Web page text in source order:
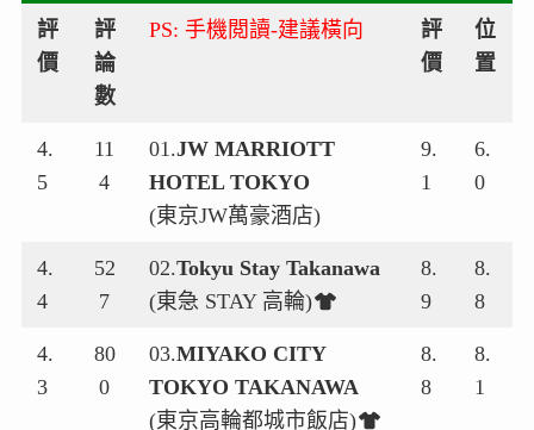
評
價
評
論
數
PS: 手機閲讀-建議橫向
評
價
位
置
4.
5
11
4
01.JW MARRIOTT
HOTEL TOKYO
(東京JW萬豪酒店)
9.
1
6.
0
4.
4
52
7
02.Tokyu Stay Takanawa
(東急 STAY 高輪)
8.
9
8.
8
4.
3
80
0
03.MIYAKO CITY
TOKYO TAKANAWA
(東京高輪都城市飯店)
8.
8
8.
1